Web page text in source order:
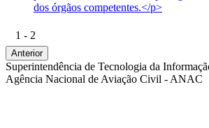
dos órgãos competentes.</p>
1 - 2
Anterior
Superintendência de Tecnologia da
Agência Nacional de Aviação Civil - ANAC